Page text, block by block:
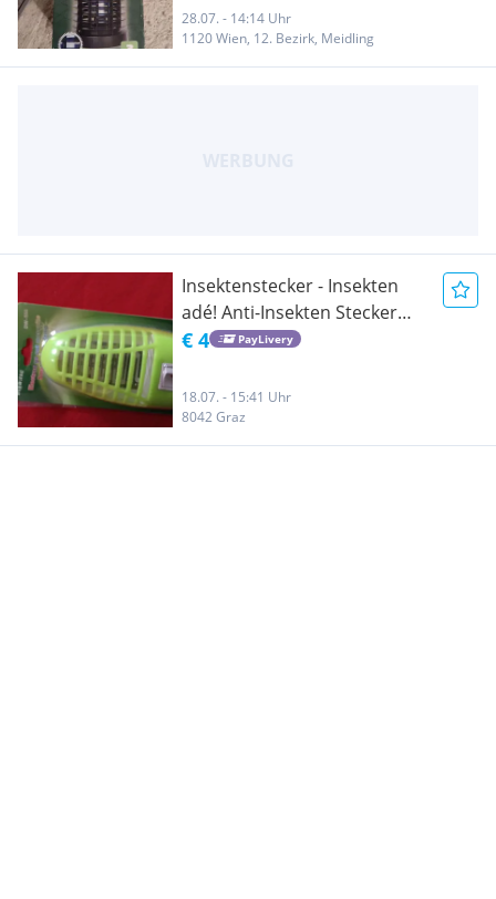
28.07. - 14:14 Uhr
1120 Wien, 12. Bezirk, Meidling
Insektenstecker - Insekten
adé! Anti-Insekten Stecker
orange oder grün - neu
€ 4 PayLivery
18.07. - 15:41 Uhr
8042 Graz